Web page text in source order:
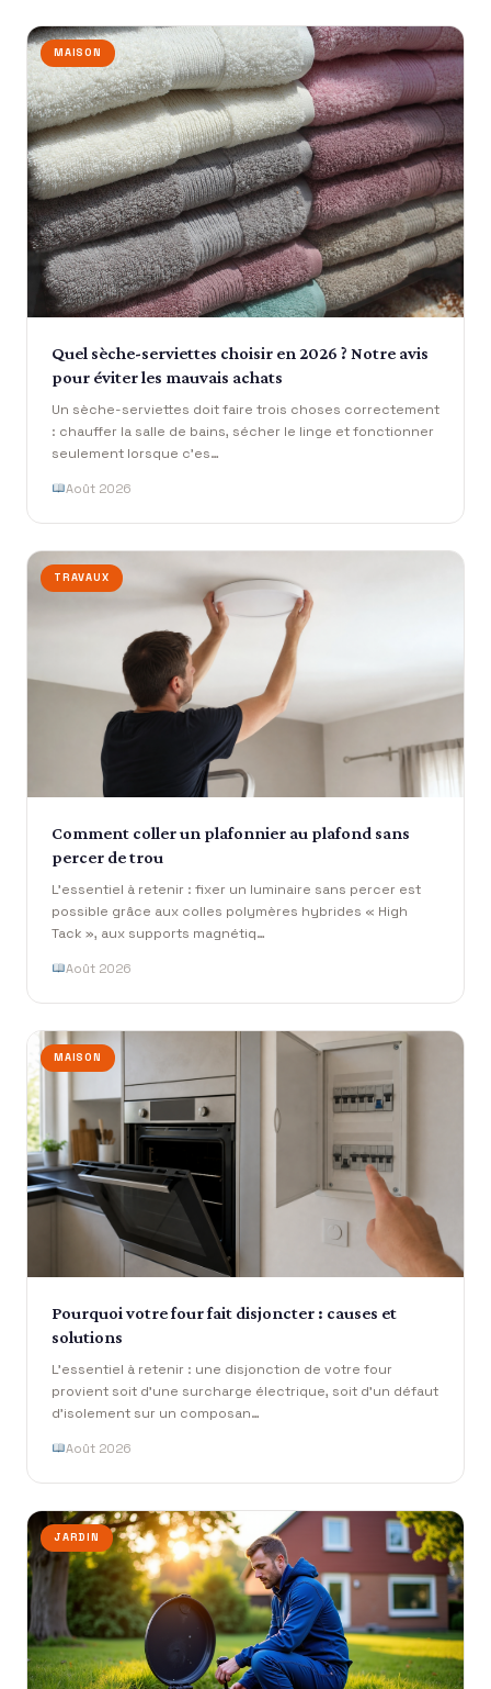
MAISON
Quel sèche-serviettes choisir en 2026 ? Notre avis
pour éviter les mauvais achats
Un sèche-serviettes doit faire trois choses correctement
: chauffer la salle de bains, sécher le linge et fonctionner
seulement lorsque c’es…
Août 2026
TRAVAUX
Comment coller un plafonnier au plafond sans
percer de trou
L’essentiel à retenir : fixer un luminaire sans percer est
possible grâce aux colles polymères hybrides « High
Tack », aux supports magnétiq…
Août 2026
MAISON
Pourquoi votre four fait disjoncter : causes et
solutions
L’essentiel à retenir : une disjonction de votre four
provient soit d’une surcharge électrique, soit d’un défaut
d’isolement sur un composan…
Août 2026
JARDIN